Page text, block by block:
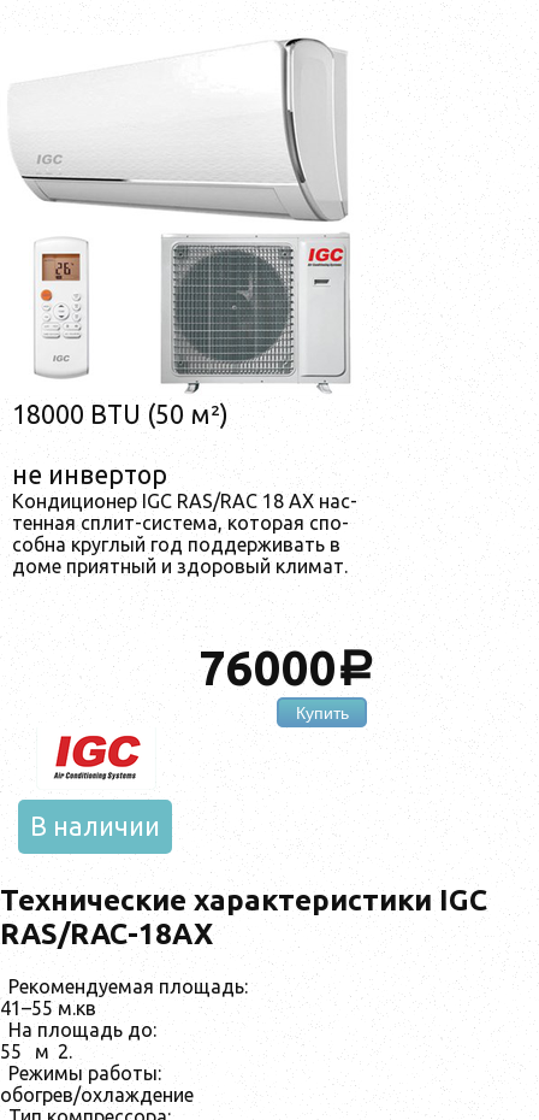
18000 BTU (50 м²)
не инвертор
Кондиционер IGC RAS/RAC 18 AX нас­
тенная сплит-сис­те­ма, ко­торая спо­
соб­на круг­лый год под­держи­вать в
до­ме при­ят­ный и здо­ровый кли­мат.
76000a
Купить
В наличии
Технические характеристики IGC
RAS/RAC-18AX
Рекомендуемая площадь:
41–55 м.кв
На площадь до:
55
м 2.
Режимы работы:
обогрев/охлаждение